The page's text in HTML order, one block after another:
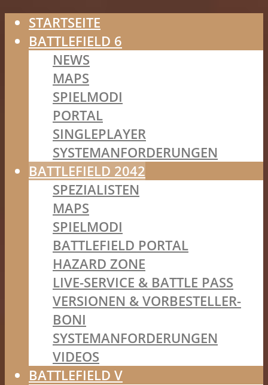
STARTSEITE
BATTLEFIELD 6
NEWS
MAPS
SPIELMODI
PORTAL
SINGLEPLAYER
SYSTEMANFORDERUNGEN
BATTLEFIELD 2042
SPEZIALISTEN
MAPS
SPIELMODI
BATTLEFIELD PORTAL
HAZARD ZONE
LIVE-SERVICE & BATTLE PASS
VERSIONEN & VORBESTELLER-
BONI
SYSTEMANFORDERUNGEN
VIDEOS
BATTLEFIELD V